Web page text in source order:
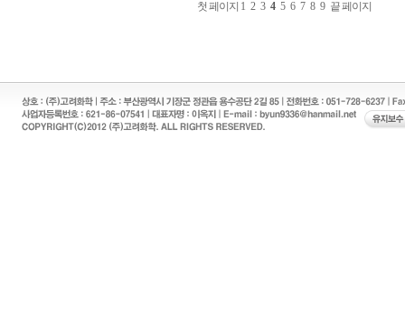
첫 페이지 1 2 3 4 5 6 7 8 9 끝 페이지